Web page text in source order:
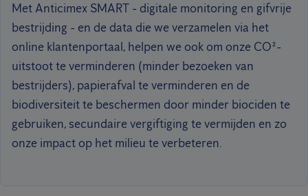
Met Anticimex SMART - digitale monitoring en gifvrije
bestrijding - en de data die we verzamelen via het
online klantenportaal, helpen we ook om onze CO²-
uitstoot te verminderen (minder bezoeken van
bestrijders), papierafval te verminderen en de
biodiversiteit te beschermen door minder biociden te
gebruiken, secundaire vergiftiging te vermijden en zo
onze impact op het milieu te verbeteren.